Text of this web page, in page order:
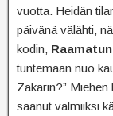
vuotta. Heidän
päivänä välähti,
kodin,
tuntemaan nuo
Zakarin?”
saanut valmiiksi